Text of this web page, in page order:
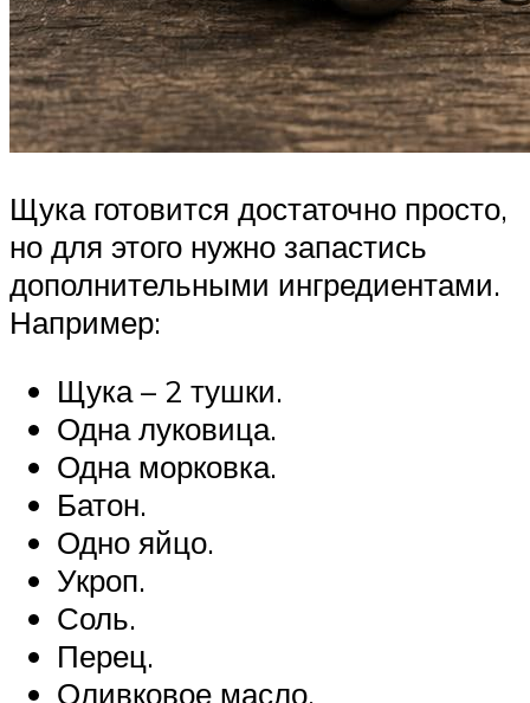
Щука готовится достаточно просто,
но для этого нужно запастись
дополнительными ингредиентами.
Например:
Щука – 2 тушки.
Одна луковица.
Одна морковка.
Батон.
Одно яйцо.
Укроп.
Соль.
Перец.
Оливковое масло.